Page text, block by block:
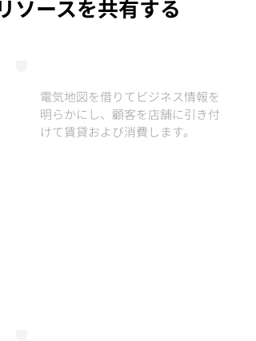
ソースを共有する
電気地図を借りてビジネス情報を
明らかにし、顧客を店舗に引き付
けて賃貸および消費します。